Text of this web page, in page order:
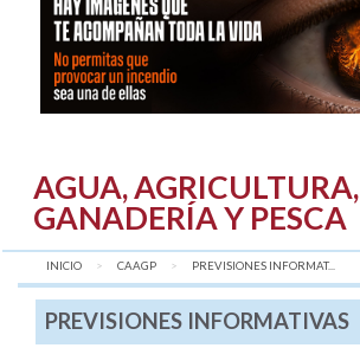
AGUA, AGRICULTURA,
GANADERÍA Y PESCA
INICIO CAAGP AQUÍ:
PREVISIONES INFORMAT...
PREVISIONES INFORMATIVAS